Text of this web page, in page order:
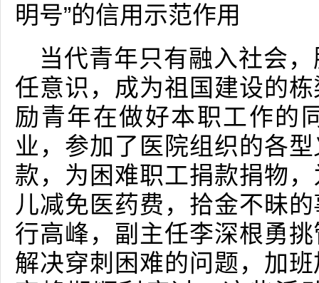
明号”的信用示范作用
当代青年只有融入社会
任意识，成为祖国建设的
励青年在做好本职工作的
业，参加了医院组织的各
款，为困难职工捐款捐物
儿减免医药费，拾金不昧
行高峰，副主任李深根勇
解决穿刺困难的问题，加